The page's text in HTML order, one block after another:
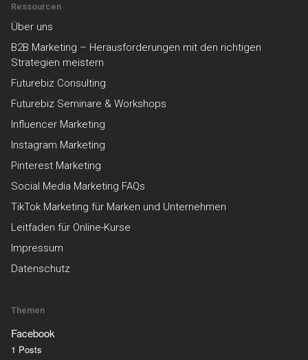
Ressourcen
Über uns
B2B Marketing – Herausforderungen mit den richtigen
Strategien meistern
Futurebiz Consulting
Futurebiz Seminare & Workshops
Influencer Marketing
Instagram Marketing
Pinterest Marketing
Social Media Marketing FAQs
TikTok Marketing für Marken und Unternehmen
Leitfaden für Online-Kurse
Impressum
Datenschutz
Themen
Facebook
1 Posts